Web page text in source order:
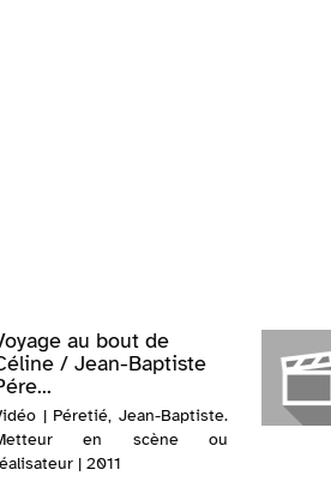
au bout de
/ Jean-Baptiste
| Péretié, Jean-Baptiste.
en scène ou
| 2011